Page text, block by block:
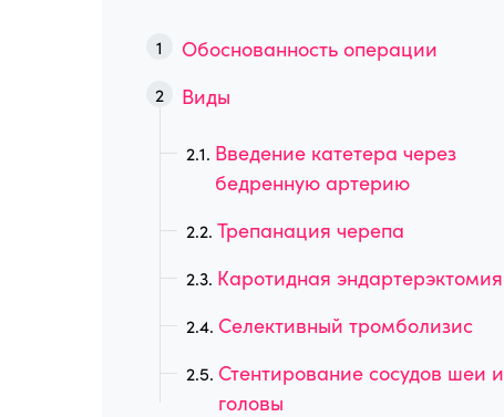
Обоснованность операции
Виды
Введение катетера через
бедренную артерию
Трепанация черепа
Каротидная эндартерэктомия
Селективный тромболизис
Стентирование сосудов шеи и
головы